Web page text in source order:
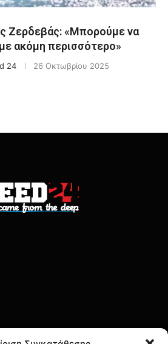
Ζερδεβάς: «Μπορούμε να
ακόμη περισσότερο»
24 26 Οκτωβρίου 2025